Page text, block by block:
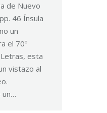
de Nuevo
46 Ínsula
un
el 70º
esta
vistazo al
un…